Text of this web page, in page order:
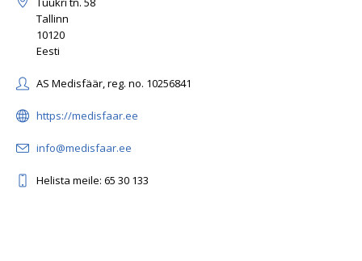
Tallinn
10120
Eesti
AS Medisfäär, reg. no. 10256841
https://medisfaar.ee
info@medisfaar.ee
Helista meile: 65 30 133